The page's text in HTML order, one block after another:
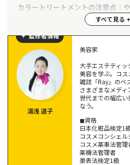
カラートリートメントの注意点｜
一度ではほとんど染まらないか
頻繁に使用する必要があるから
お風呂場が汚れるから
髪色自体は明るくならないから
カラートリートメントのメリット
理由
失敗しにくい（ムラになりにく
時短や節約につながる
監修者情報
湯浅 道子
美容家
大手エステティ
美容を学ぶ。コス
雑誌「Ray」のベ
さまざまなメデ
世代までの幅広
なう。
◼︎資格
日本化粧品検定1
コスメコンシェル
コスメ薬事法管理
薬機法管理者
景表法検定1級